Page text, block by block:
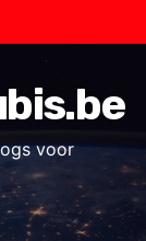
voor